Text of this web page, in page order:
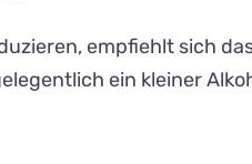
empfiehlt sich
ein kleiner